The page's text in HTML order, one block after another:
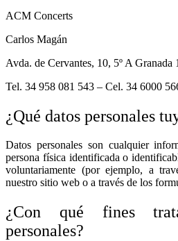
ACM Concerts
Carlos Magán
Avda. de Cervantes, 10, 5º A Granada
Tel. 34 958 081 543 – Cel. 34 6000
¿Qué datos personales
Datos personales son cualquier
persona física identificada o
voluntariamente (por ejemplo, a
nuestro sitio web o a través de los
¿Con qué fines
personales?